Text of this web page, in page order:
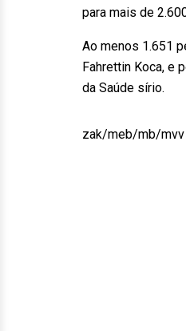
para mais de
Ao menos 1.651
Fahrettin Koca, e
da Saúde sírio.
zak/meb/mb/mvv